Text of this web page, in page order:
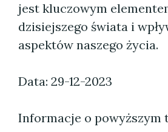
jest kluczowym
dzisiejszego świata i
aspektów naszego życia.
Data: 29-12-2023
Informacje o powyższym